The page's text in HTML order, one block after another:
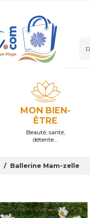
MON BIEN-
ÊTRE
Beauté, santé,
détente...
Ballerine Mam-zelle